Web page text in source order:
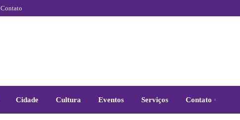
Contato
Cidade Cultura Eventos Serviços Contato